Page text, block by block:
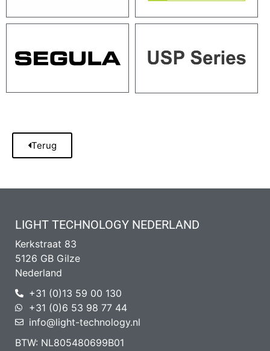
Terug
LIGHT TECHNOLOGY NEDERLAND
Kerkstraat 83
5126 GB Gilze
Nederland
+31 (0)13 59 00 130
+31 (0)6 53 98 77 44
info@light-technology.nl
BTW: NL805480699B01